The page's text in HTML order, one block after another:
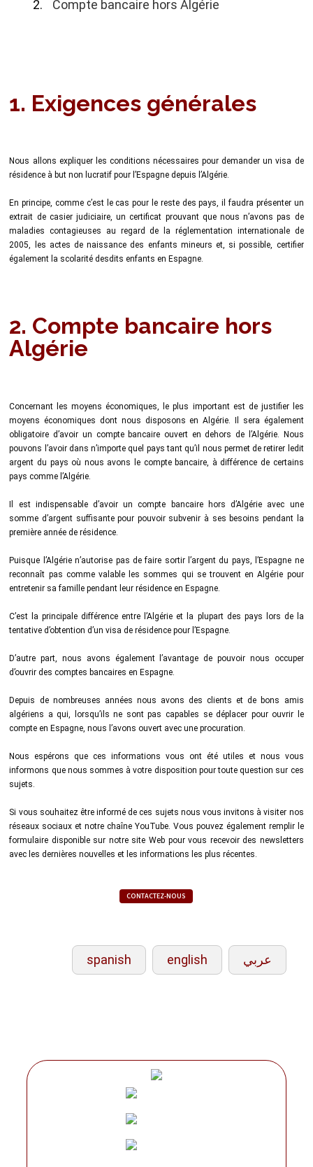
Compte bancaire hors Algérie
1. Exigences générales
Nous allons expliquer les conditions nécessaires pour demander un visa de
résidence à but non lucratif pour l’Espagne depuis l’Algérie.
En principe, comme c’est le cas pour le reste des pays, il faudra présenter un
extrait de casier judiciaire, un certificat prouvant que nous n’avons pas de
maladies contagieuses au regard de la réglementation internationale de
2005, les actes de naissance des enfants mineurs et, si possible, certifier
également la scolarité desdits enfants en Espagne.
2. Compte bancaire hors
Algérie
Concernant les moyens économiques, le plus important est de justifier les
moyens économiques dont nous disposons en Algérie. Il sera également
obligatoire d’avoir un compte bancaire ouvert en dehors de l’Algérie. Nous
pouvons l’avoir dans n’importe quel pays tant qu’il nous permet de retirer ledit
argent du pays où nous avons le compte bancaire, à différence de certains
pays comme l’Algérie.
Il est indispensable d’avoir un compte bancaire hors d’Algérie avec une
somme d’argent suffisante pour pouvoir subvenir à ses besoins pendant la
première année de résidence.
Puisque l’Algérie n’autorise pas de faire sortir l’argent du pays, l’Espagne ne
reconnaît pas comme valable les sommes qui se trouvent en Algérie pour
entretenir sa famille pendant leur résidence en Espagne.
C’est la principale différence entre l’Algérie et la plupart des pays lors de la
tentative d’obtention d’un visa de résidence pour l’Espagne.
D’autre part, nous avons également l’avantage de pouvoir nous occuper
d’ouvrir des comptes bancaires en Espagne.
Depuis de nombreuses années nous avons des clients et de bons amis
algériens a qui, lorsqu’ils ne sont pas capables se déplacer pour ouvrir le
compte en Espagne, nous l’avons ouvert avec une procuration.
Nous espérons que ces informations vous ont été utiles et nous vous
informons que nous sommes à votre disposition pour toute question sur ces
sujets.
Si vous souhaitez être informé de ces sujets nous vous invitons à visiter nos
réseaux sociaux et notre chaîne YouTube. Vous pouvez également remplir le
formulaire disponible sur notre site Web pour vous recevoir des newsletters
avec les dernières nouvelles et les informations les plus récentes.
CONTACTEZ-NOUS
spanish english عربي